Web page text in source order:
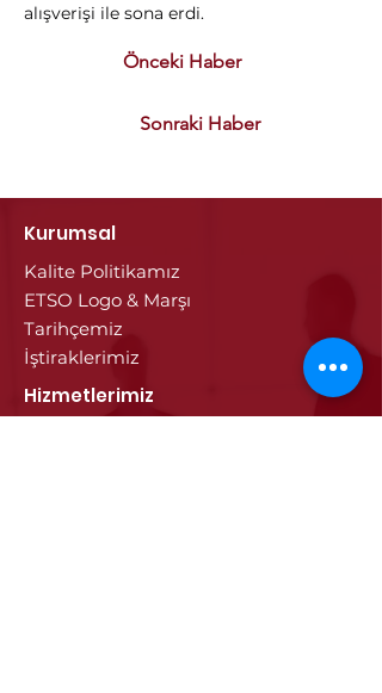
alışverişi ile sona erdi.
Önceki Haber
Sonraki Haber
Kurumsal
Kalite Politikamız
ETSO Logo & Marşı
Tarihçemiz
İştiraklerimiz
Hizmetlerimiz